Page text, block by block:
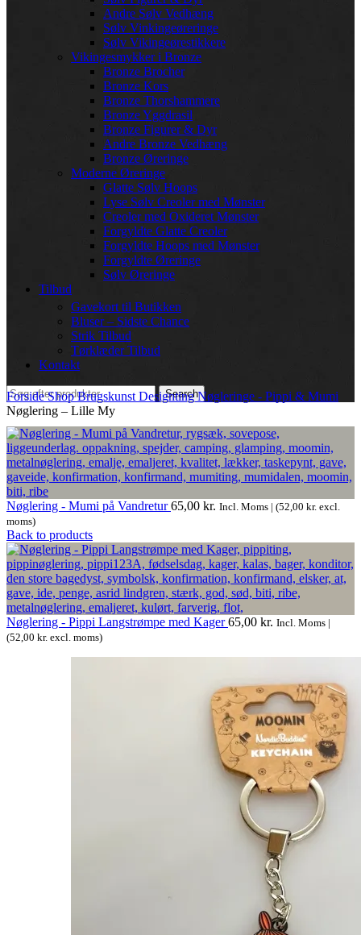
Andre Sølv Vedhæng
Sølv Vinkingeøreringe
Sølv Vikingeørestikkere
Vikingesmykker i Bronze
Bronze Brocher
Bronze Kors
Bronze Thorshammere
Bronze Yggdrasil
Bronze Figurer & Dyr
Andre Bronze Vedhæng
Bronze Øreringe
Moderne Øreringe
Glatte Sølv Hoops
Lyse Sølv Creoler med Mønster
Creoler med Oxideret Mønster
Forgyldte Glatte Creoler
Forgyldte Hoops med Mønster
Forgyldte Øreringe
Sølv Øreringe
Tilbud
Gavekort til Butikken
Bluser – Sidste Chance
Strik Tilbud
Tørklæder Tilbud
Kontakt
Search
ForsideShopBrugskunst DesigntingNøgleringe - Pippi & Mumi
Nøglering – Lille My
Nøglering - Mumi på Vandretur65,00 kr. Incl. Moms | (52,00 kr. excl.
moms)
Back to products
Nøglering - Pippi Langstrømpe med Kager65,00 kr. Incl. Moms |
(52,00 kr. excl. moms)